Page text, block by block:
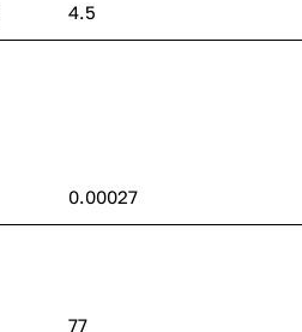
4.5
0.00027
77